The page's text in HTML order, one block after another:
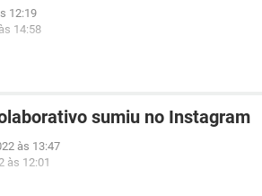
12:19
14:58
sumiu no Instagram
às 13:47
às 12:01